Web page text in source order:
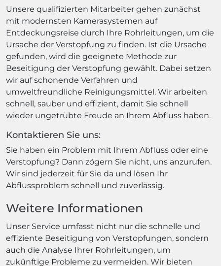
Unsere qualifizierten Mitarbeiter gehen zunächst
mit modernsten Kamerasystemen auf
Entdeckungsreise durch Ihre Rohrleitungen, um die
Ursache der Verstopfung zu finden. Ist die Ursache
gefunden, wird die geeignete Methode zur
Beseitigung der Verstopfung gewählt. Dabei setzen
wir auf schonende Verfahren und
umweltfreundliche Reinigungsmittel. Wir arbeiten
schnell, sauber und effizient, damit Sie schnell
wieder ungetrübte Freude an Ihrem Abfluss haben.
Kontaktieren Sie uns:
Sie haben ein Problem mit Ihrem Abfluss oder eine
Verstopfung? Dann zögern Sie nicht, uns anzurufen.
Wir sind jederzeit für Sie da und lösen Ihr
Abflussproblem schnell und zuverlässig.
Weitere Informationen
Unser Service umfasst nicht nur die schnelle und
effiziente Beseitigung von Verstopfungen, sondern
auch die Analyse Ihrer Rohrleitungen, um
zukünftige Probleme zu vermeiden. Wir bieten